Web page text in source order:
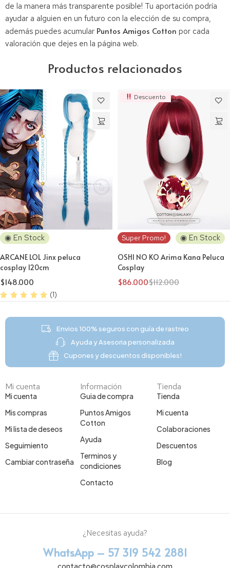
de la manera más transparente posible! Tu aportación podría
ayudar a alguien en un futuro con la elección de su compra,
además puedes acumular Puntos Amigos Cotton por cada
valoración que dejes en la página web.
Productos relacionados
◉ En Stock
ARCANE LOL Jinx peluca
cosplay 120cm
$148.000
(1)
Super Promo! ◉ En Stock
Descuento
OSHI NO KO Arima Kana Peluca
Cosplay
$112.000
$86.000
Envios 100% seguros con guía de rastreo
Ayuda y Asesoria personalizada
Cupones y descuentos disponibles!
Mi cuenta
Mi cuenta
Mis compras
Mi lista de deseos
Seguimiento
Cambiar contraseña
Información
Guia de compra
Puntos Amigos
Cotton
Ayuda
Terminos y
condiciones
Contacto
Tienda
Tienda
Mi cuenta
Colaboraciones
Descuentos
Blog
¿Necesitas ayuda?
WhatsApp – 57 319 542 2881